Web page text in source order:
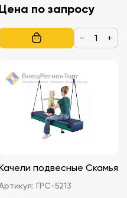
Цена по запросу
− +
подвесные Скамья
ГРС-5213